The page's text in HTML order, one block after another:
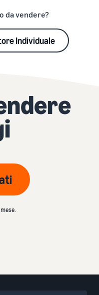
da vendere?
Individuale